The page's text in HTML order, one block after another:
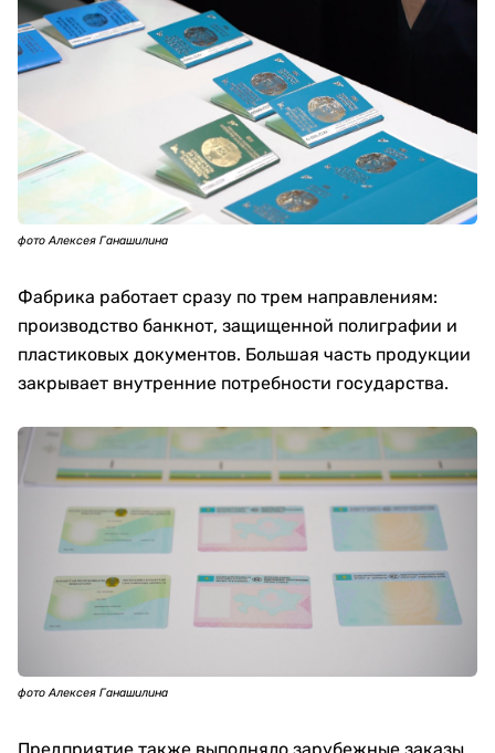
фото Алексея Ганашилина
Фабрика работает сразу по трем направлениям:
производство банкнот, защищенной полиграфии и
пластиковых документов. Большая часть продукции
закрывает внутренние потребности государства.
фото Алексея Ганашилина